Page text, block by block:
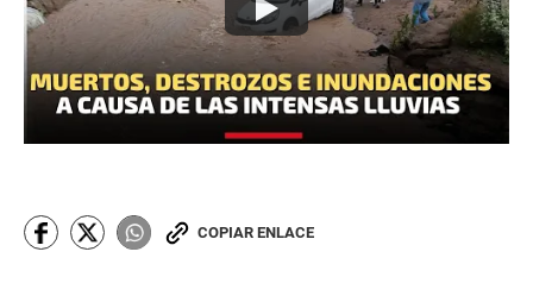
COPIAR ENLACE